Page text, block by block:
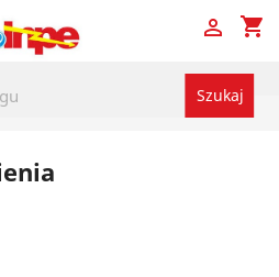
shopping_cart
